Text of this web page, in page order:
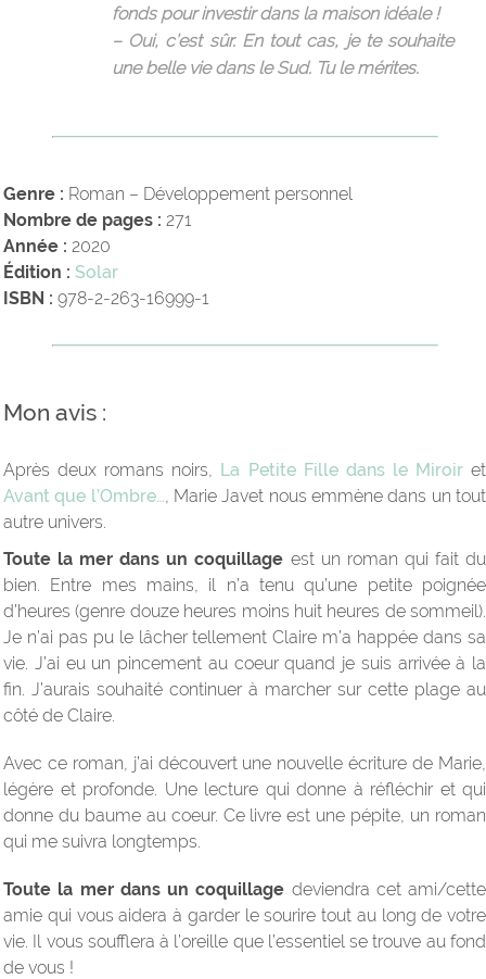
fonds pour investir dans la maison idéale !
– Oui, c’est sûr. En tout cas, je te souhaite
une belle vie dans le Sud. Tu le mérites.
Genre : Roman – Développement personnel
Nombre de pages : 271
Année : 2020
Édition : Solar
ISBN : 978-2-263-16999-1
Mon avis :
Après deux romans noirs, La Petite Fille dans le Miroiret
Avant que l’Ombre… , Marie Javet nous emmène dans un tout
autre univers.
Toute la mer dans un coquillage est un roman qui fait du
bien. Entre mes mains, il n’a tenu qu’une petite poignée
d’heures (genre douze heures moins huit heures de sommeil).
Je n’ai pas pu le lâcher tellement Claire m’a happée dans sa
vie. J’ai eu un pincement au coeur quand je suis arrivée à la
fin. J’aurais souhaité continuer à marcher sur cette plage au
côté de Claire.
Avec ce roman, j’ai découvert une nouvelle écriture de Marie,
légère et profonde. Une lecture qui donne à réfléchir et qui
donne du baume au coeur. Ce livre est une pépite, un roman
qui me suivra longtemps.
Toute la mer dans un coquillage deviendra cet ami/cette
amie qui vous aidera à garder le sourire tout au long de votre
vie. Il vous soufflera à l’oreille que l’essentiel se trouve au fond
de vous !